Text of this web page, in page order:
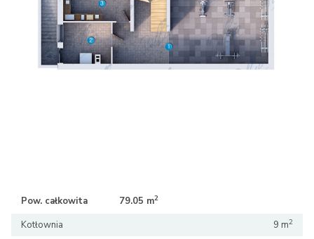
Pow. całkowita 79.05 m2
Kotłownia 9 m2